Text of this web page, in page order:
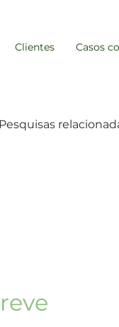
Clientes Casos
Pesquisas